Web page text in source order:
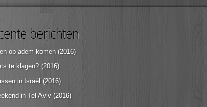
berichten
op adem komen (2016)
te klagen? (2016)
in Israël (2016)
in Tel Aviv (2016)